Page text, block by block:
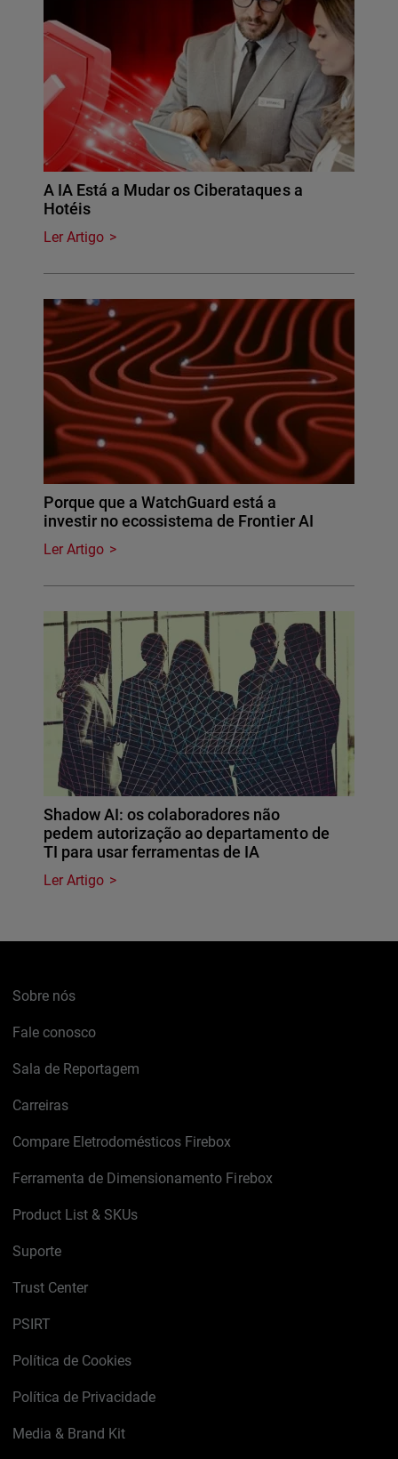
A IA Está a Mudar os Ciberataques a
Hotéis
Ler Artigo
Porque que a WatchGuard está a
investir no ecossistema de Frontier AI
Ler Artigo
Shadow AI: os colaboradores não
pedem autorização ao departamento de
TI para usar ferramentas de IA
Ler Artigo
Sobre nós
Fale conosco
Sala de Reportagem
Carreiras
Compare Eletrodomésticos Firebox
Ferramenta de Dimensionamento Firebox
Product List & SKUs
Suporte
Trust Center
PSIRT
Política de Cookies
Política de Privacidade
Media & Brand Kit